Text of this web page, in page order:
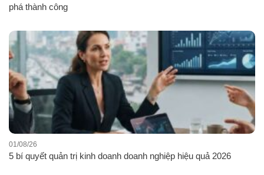
phá thành công
5 bí quyết quản trị kinh doanh doanh nghiệp hiệu quả 2026
01/08/26